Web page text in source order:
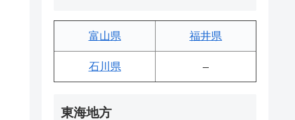
富山県 福井県
石川県 –
東海地方